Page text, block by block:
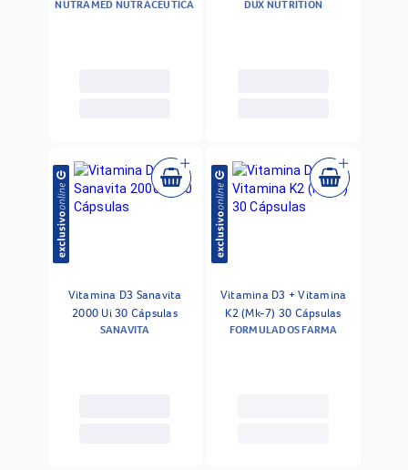
Dimalato Com 60
NUTRAMED NUTRACEUTICA DUX NUTRITION
Vitamina D3 Sanavita
2000 Ui 30 Cápsulas
SANAVITA
Vitamina D3 + Vitamina
K2 (Mk-7) 30 Cápsulas
FORMULADOS FARMA